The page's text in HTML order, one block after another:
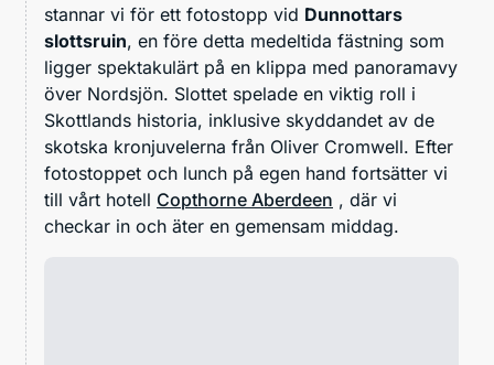
stannar vi för ett fotostopp vid Dunnottars
slottsruin, en före detta medeltida fästning som
ligger spektakulärt på en klippa med panoramavy
över Nordsjön. Slottet spelade en viktig roll i
Skottlands historia, inklusive skyddandet av de
skotska kronjuvelerna från Oliver Cromwell. Efter
fotostoppet och lunch på egen hand fortsätter vi
till vårt hotell Copthorne Aberdeen , där vi
checkar in och äter en gemensam middag.